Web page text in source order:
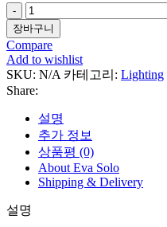
Smart
watches
wood
edition
수
량
장바구니
Compare
Add to wishlist
SKU: N/A 카테고리: Lighting
Share:
설명
추가 정보
상품평 (0)
About Eva Solo
Shipping & Delivery
설명